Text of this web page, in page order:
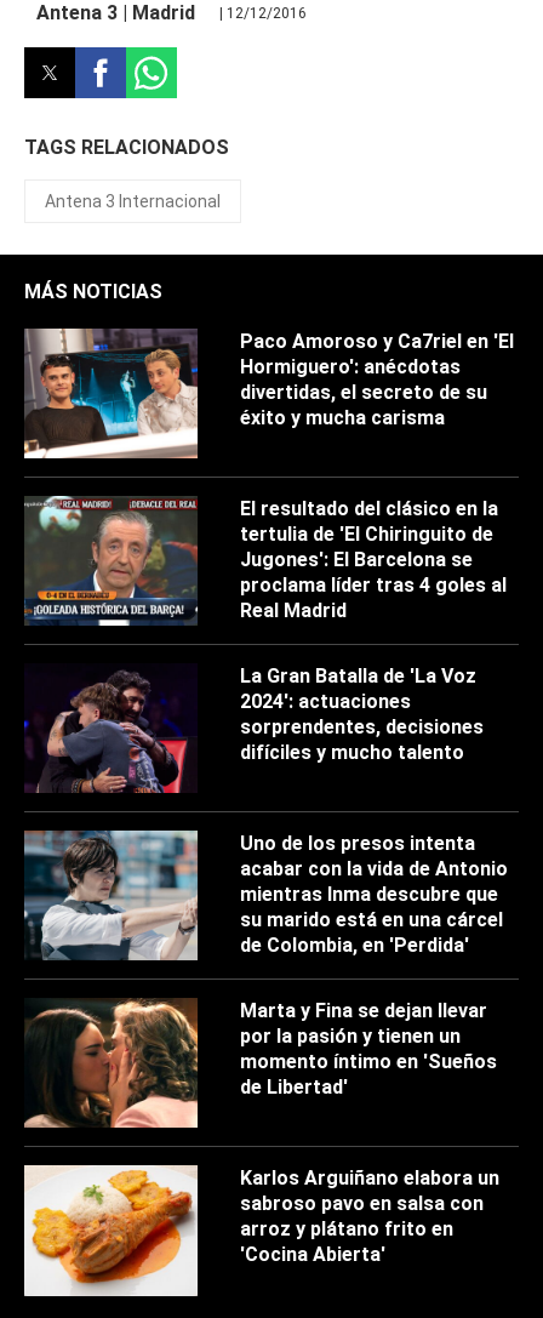
Antena 3 | Madrid
| 12/12/2016
TAGS RELACIONADOS
Antena 3 Internacional
MÁS NOTICIAS
Paco Amoroso y Ca7riel en 'El
Hormiguero': anécdotas
divertidas, el secreto de su
éxito y mucha carisma
El resultado del clásico en la
tertulia de 'El Chiringuito de
Jugones': El Barcelona se
proclama líder tras 4 goles al
Real Madrid
La Gran Batalla de 'La Voz
2024': actuaciones
sorprendentes, decisiones
difíciles y mucho talento
Uno de los presos intenta
acabar con la vida de Antonio
mientras Inma descubre que
su marido está en una cárcel
de Colombia, en 'Perdida'
Marta y Fina se dejan llevar
por la pasión y tienen un
momento íntimo en 'Sueños
de Libertad'
Karlos Arguiñano elabora un
sabroso pavo en salsa con
arroz y plátano frito en
'Cocina Abierta'